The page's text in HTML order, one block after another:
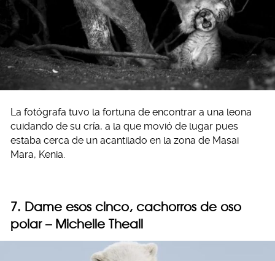
La fotógrafa tuvo la fortuna de encontrar a una leona
cuidando de su cría, a la que movió de lugar pues
estaba cerca de un acantilado en la zona de Masai
Mara, Kenia.
7. Dame esos cinco, cachorros de oso
polar – Michelle Theall